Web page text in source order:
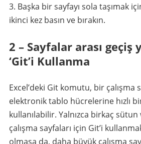
Başka bir sayfayı sola taşımak
ikinci kez basın ve bırakın.
2 – Sayfalar arası geçiş
‘Git’i Kullanma
Excel’deki Git komutu, bir çalışma
elektronik tablo hücrelerine hızlı
kullanılabilir. Yalnızca birkaç sütun
çalışma sayfaları için Git’i
olmasa da, daha büyük çalışma